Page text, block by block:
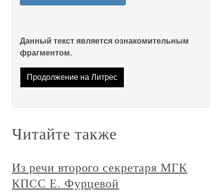
Данный текст является ознакомительным
фрагментом.
Продолжение на Литрес
Читайте также
Из речи второго секретаря МГК
КПСС Е. Фурцевой